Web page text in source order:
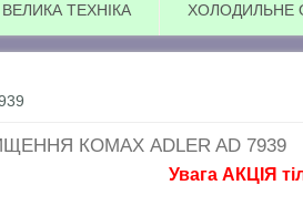
ВЕЛИКА ТЕХНІКА ХОЛОДИЛЬНЕ
КОМАХ ADLER AD 7939
Увага АКЦІЯ тільки